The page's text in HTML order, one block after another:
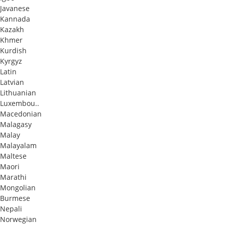
Javanese
Kannada
Kazakh
Khmer
Kurdish
Kyrgyz
Latin
Latvian
Lithuanian
Luxembou..
Macedonian
Malagasy
Malay
Malayalam
Maltese
Maori
Marathi
Mongolian
Burmese
Nepali
Norwegian